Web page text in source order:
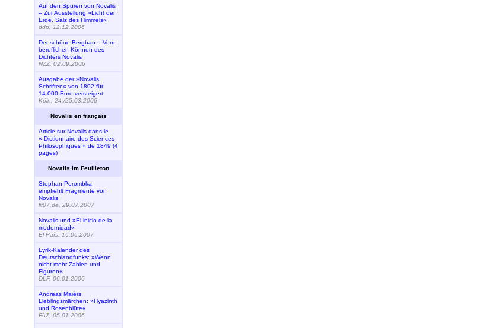
Auf den Spuren von Novalis
– Zur Ausstellung »Licht der
Erde. Salz des Himmels«
ddp, 12.12.2006
Der schöne Bergbau – Vom
beruflichen Können des
Dichters Novalis
NZZ, 02.09.2006
Ausgabe der »Novalis
Schriften« von 1802 für
14.000 Euro versteigert
Köln, 24./25.03.2006
Novalis en français
Article sur Novalis dans le
« Dictionnaire des Sciences
Philosophiques » de 1849 (4
pages)
Novalis im Feuilleton
Stephan Porombka
empfiehlt Fragmente von
Novalis
lit07.de, 29.07.2007
Novalis und »El inicio de la
modernidad«
El País, 16.06.2007
Lyrik-Kalender des
Deutschlandfunks: »Wenn
nicht mehr Zahlen und
Figuren«
DLF, 06.01.2006
Andreas Maiers
Lieblingsmärchen: »Hyazinth
und Rosenblüte«
FAZ, 05.01.2006